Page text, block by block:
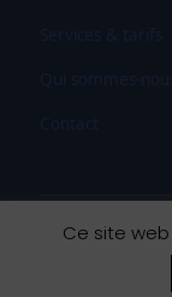
Services & tarifs
Qui sommes-
Contact
© 2026 SAS
Droit de
Ce site